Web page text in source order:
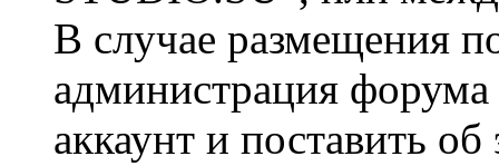
В случае размещения
администрация
аккаунт и поставить